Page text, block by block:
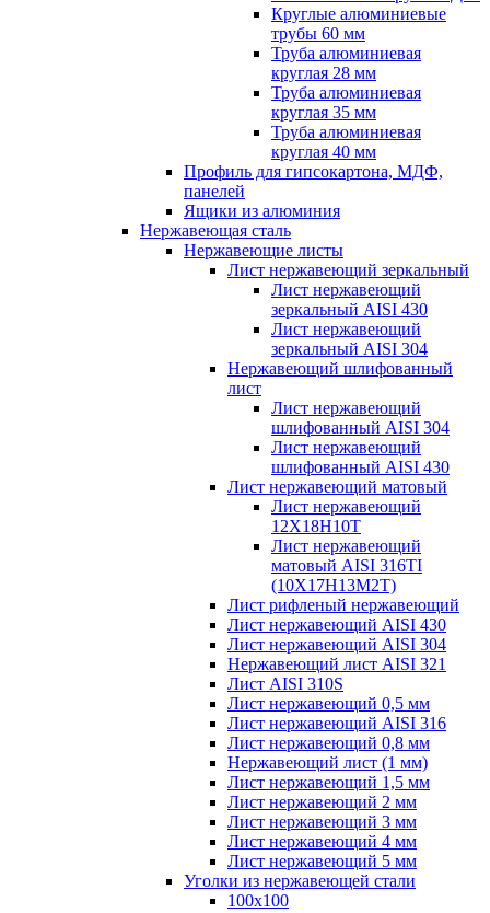
Круглые алюминиевые
трубы 60 мм
Труба алюминиевая
круглая 28 мм
Труба алюминиевая
круглая 35 мм
Труба алюминиевая
круглая 40 мм
Профиль для гипсокартона, МДФ,
панелей
Ящики из алюминия
Нержавеющая сталь
Нержавеющие листы
Лист нержавеющий зеркальный
Лист нержавеющий
зеркальный AISI 430
Лист нержавеющий
зеркальный AISI 304
Нержавеющий шлифованный
лист
Лист нержавеющий
шлифованный AISI 304
Лист нержавеющий
шлифованный AISI 430
Лист нержавеющий матовый
Лист нержавеющий
12X18H10T
Лист нержавеющий
матовый AISI 316TI
(10Х17Н13М2Т)
Лист рифленый нержавеющий
Лист нержавеющий AISI 430
Лист нержавеющий AISI 304
Нержавеющий лист AISI 321
Лист AISI 310S
Лист нержавеющий 0,5 мм
Лист нержавеющий AISI 316
Лист нержавеющий 0,8 мм
Нержавеющий лист (1 мм)
Лист нержавеющий 1,5 мм
Лист нержавеющий 2 мм
Лист нержавеющий 3 мм
Лист нержавеющий 4 мм
Лист нержавеющий 5 мм
Уголки из нержавеющей стали
100х100